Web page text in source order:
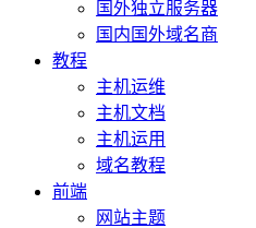
国外独立服务器
国内国外域名商
教程
主机运维
主机文档
主机运用
域名教程
前端
网站主题